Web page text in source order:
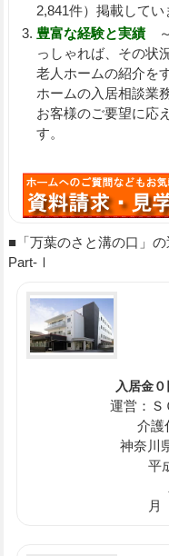
2,841件）掲載してい
豊富な経験と実績～
っしゃれば、その状
老人ホームの紹介を
ホームの入居相談業
お客様のご要望に応
す。
■「万葉のさと溝の口」
Part-Ⅰ
入居金
運営：Ｓ
介護
神奈川
平
月